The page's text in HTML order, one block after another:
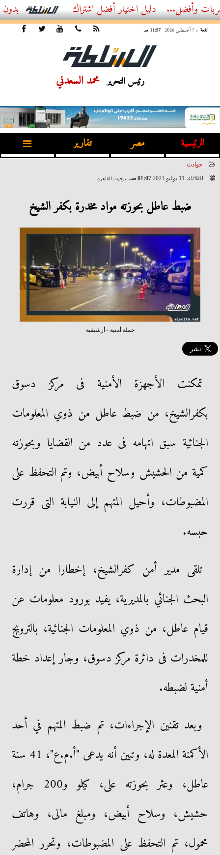
أفضل اشتراك IPTV بدون تقطيع 2026 – دليل المشاهد العصري
الجمعة ، 7 أغسطس 2026 11:57 صـ
رئيس التحرير محمد السعدني
الرئيسية مصر تقارير
حوادث
الثلاثاء، 11 يوليو 2023
01:07 صـ بتوقيت القاهرة
ضبط عاطل بحوزته مواد مخدرة بكفر الشيخ
حملة أمنية - أرشيفية
تمكنت الأجهزة الأمنية فى مركز دسوق
بكفرالشيخ، من ضبط عاطل من ذوي المعلومات
الجنائية سبق اتهامه فى عدد من القضايا وبحوزته
كمية من الحشيش وسلاح أبيض، وتم التحفظ على
المضبوطات، وأحيل المتهم إلى النيابة التى قررت
حبسه.
تلقى مدير أمن كفرالشيخ، إخطارا من إدارة
البحث الجنائي بالمديرية، يفيد بورود معلومات عن
قيام عاطل، من ذوي المعلومات الجنائية، بالترويج
للمخدرات فى دائرة مركز دسوق، وجار إعداد خطة
أمنية لضبطه.
وبعد تقنين الإجراءات، تم ضبط المتهم في أحد
الأكمنة المعدة له، وتبين أنه يدعى "أ.م.ع"، 41 سنة
عاطل، وعثر بحوزته على، كيلو و200 جرام،
حشيش، وسلاح أبيض، ومبلغ مالى، وهاتف
محمول، تم التحفظ على المضبوطات، وتحرر المحضر